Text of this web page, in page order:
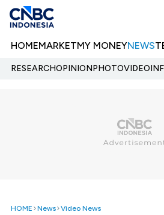
HOMEMARKETMY MONEYNEWS
RESEARCHOPINIONPHOTOVIDEO
HOME News Video News